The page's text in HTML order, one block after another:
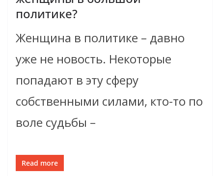
политике?
Женщина в политике – давно
уже не новость. Некоторые
попадают в эту сферу
собственными силами, кто-то по
воле судьбы –
Read more